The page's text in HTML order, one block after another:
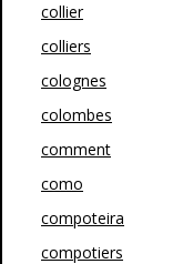
collier
colliers
colognes
colombes
comment
como
compoteira
compotiers